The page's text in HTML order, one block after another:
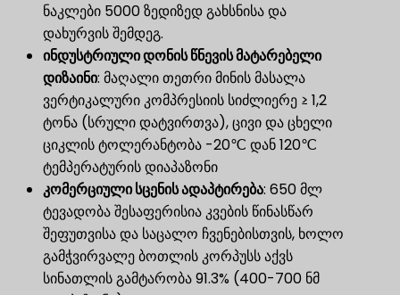
ნაკლები 5000 ზედიზედ გახსნისა და
დახურვის შემდეგ.
ინდუსტრიული დონის წნევის მატარებელი
დიზაინი: მაღალი თეთრი მინის მასალა
ვერტიკალური კომპრესიის სიძლიერე ≥ 1,2
ტონა (სრული დატვირთვა), ცივი და ცხელი
ციკლის ტოლერანტობა -20℃ დან 120℃
ტემპერატურის დიაპაზონი
კომერციული სცენის ადაპტირება: 650 მლ
ტევადობა შესაფერისია კვების წინასწარ
შეფუთვისა და საცალო ჩვენებისთვის, ხოლო
გამჭვირვალე ბოთლის კორპუსს აქვს
სინათლის გამტარობა 91.3% (400-700 ნმ